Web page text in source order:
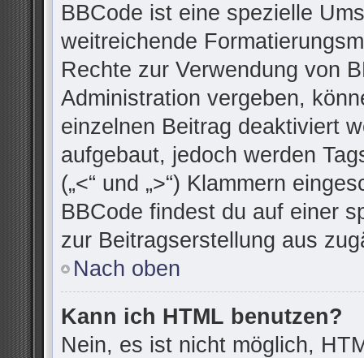
BBCode ist eine spezielle
weitreichende
Rechte zur Verwendung von
Administration vergeben,
einzelnen Beitrag deaktiviert
aufgebaut, jedoch werden
(„<“ und „>“) Klammern
BBCode findest du auf einer
zur Beitragserstellung aus
Nach oben
Kann ich HTML benutzen?
Nein, es ist nicht möglich,